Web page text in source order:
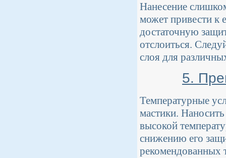
Нанесение
может привести к
достаточную
отслоиться.
слоя для
5.
Температурные
мастики.
высокой
снижению его
рекомендованных